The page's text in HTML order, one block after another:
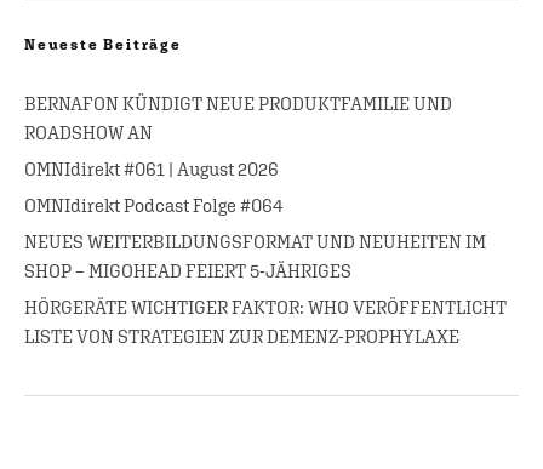
Neueste Beiträge
BERNAFON KÜNDIGT NEUE PRODUKTFAMILIE UND
ROADSHOW AN
OMNIdirekt #061 | August 2026
OMNIdirekt Podcast Folge #064
NEUES WEITERBILDUNGSFORMAT UND NEUHEITEN IM
SHOP – MIGOHEAD FEIERT 5-JÄHRIGES
HÖRGERÄTE WICHTIGER FAKTOR: WHO VERÖFFENTLICHT
LISTE VON STRATEGIEN ZUR DEMENZ-PROPHYLAXE